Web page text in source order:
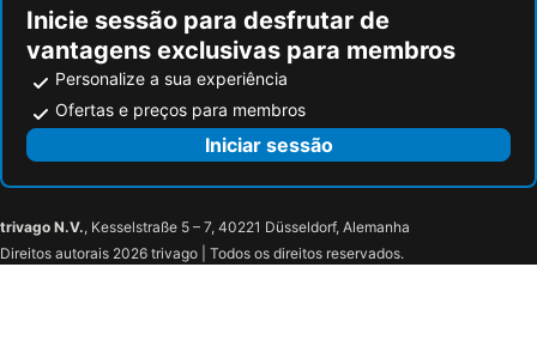
Inicie sessão para desfrutar de
vantagens exclusivas para membros
Personalize a sua experiência
Ofertas e preços para membros
Iniciar sessão
trivago N.V., Kesselstraße 5 – 7, 40221 Düsseldorf, Alemanha
Direitos autorais 2026 trivago | Todos os direitos reservados.